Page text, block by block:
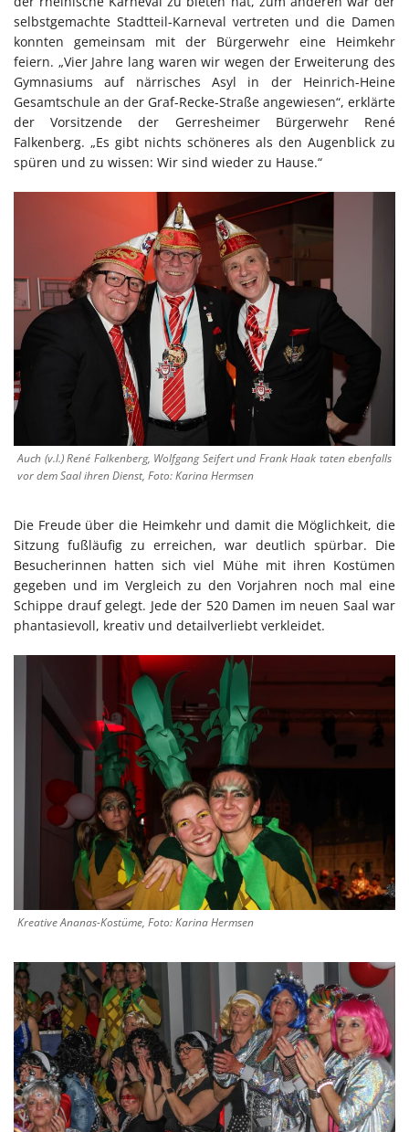
selbstgemachte Stadtteil-Karneval vertreten und die Damen
konnten gemeinsam mit der Bürgerwehr eine Heimkehr
feiern. „Vier Jahre lang waren wir wegen der Erweiterung des
Gymnasiums auf närrisches Asyl in der Heinrich-Heine
Gesamtschule an der Graf-Recke-Straße angewiesen“, erklärte
der Vorsitzende der Gerresheimer Bürgerwehr René
Falkenberg. „Es gibt nichts schöneres als den Augenblick zu
spüren und zu wissen: Wir sind wieder zu Hause.“
Auch (v.l.) René Falkenberg, Wolfgang Seifert und Frank Haak taten ebenfalls
vor dem Saal ihren Dienst, Foto: Karina Hermsen
Die Freude über die Heimkehr und damit die Möglichkeit, die
Sitzung fußläufig zu erreichen, war deutlich spürbar. Die
Besucherinnen hatten sich viel Mühe mit ihren Kostümen
gegeben und im Vergleich zu den Vorjahren noch mal eine
Schippe drauf gelegt. Jede der 520 Damen im neuen Saal war
phantasievoll, kreativ und detailverliebt verkleidet.
Kreative Ananas-Kostüme, Foto: Karina Hermsen